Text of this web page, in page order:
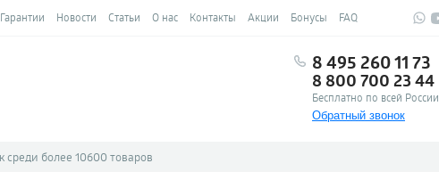
Гарантии Новости Статьи О нас Контакты Акции Бонусы FAQ
8 495 260 11 73
8 800 700 23 44
Бесплатно по всей России
Обратный звонок